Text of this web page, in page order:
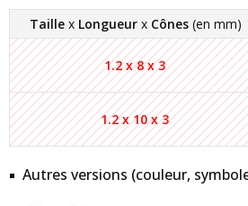
Taillex Longueurx Cônes(en mm)
1.2 x 8 x 3
1.2 x 10 x 3
Autres versions (couleur,